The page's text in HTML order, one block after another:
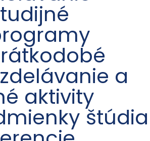
a
aktivity
štúdia